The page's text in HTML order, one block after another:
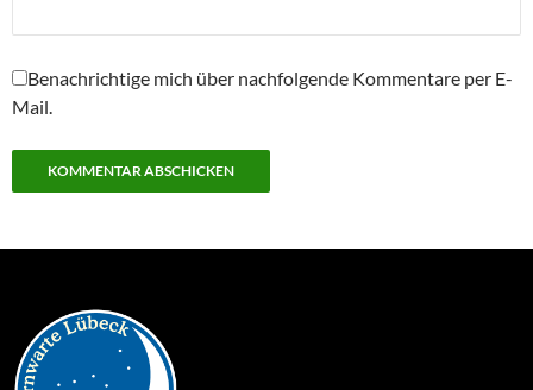
Benachrichtige mich über nachfolgende Kommentare per E-
Mail.